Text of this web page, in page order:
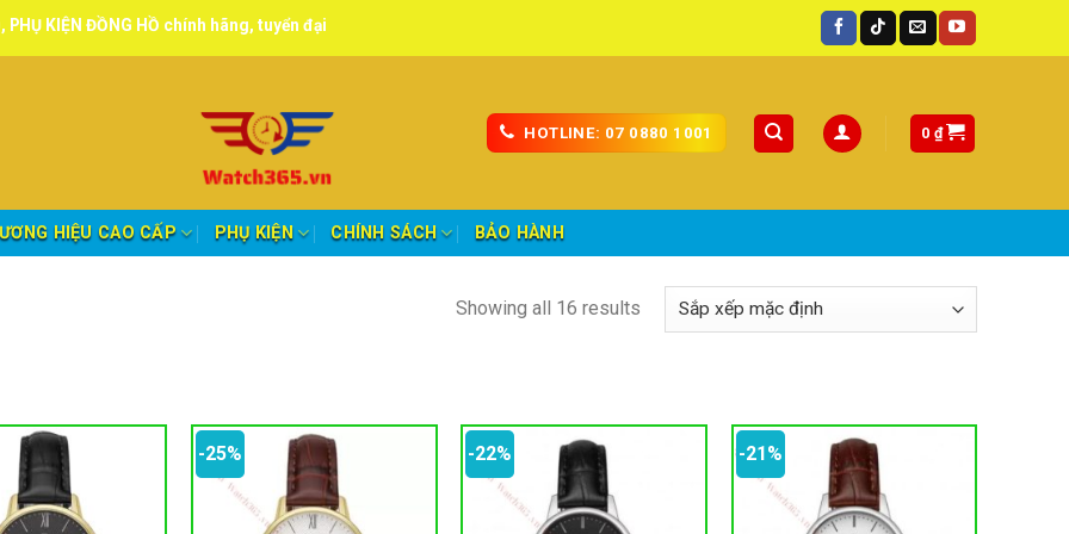
ĐỒNG HỒ chính hãng, tuyển đại lý, CTV giao hàng toàn quốc.
HOTLINE: 07 0880 1001 0 ₫
HIỆU CAO CẤP PHỤ KIỆN CHÍNH SÁCH BẢO HÀNH
Showing all 16 results
giá
-25% -22% -21%